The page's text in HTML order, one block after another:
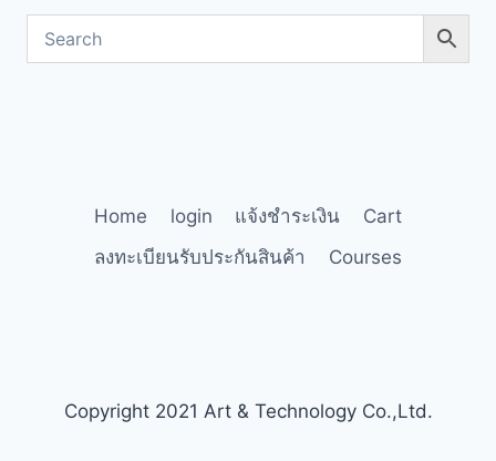
Home login แจ้งชำระเงิน
Cart
ลงทะเบียนรับประกันสินค้า
Courses
Copyright 2021 Art & Technology Co.,Ltd.